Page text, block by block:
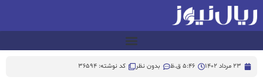
23 مرداد 1402 5:46 ق.ظ بدون نظر کد نوشته: 36594